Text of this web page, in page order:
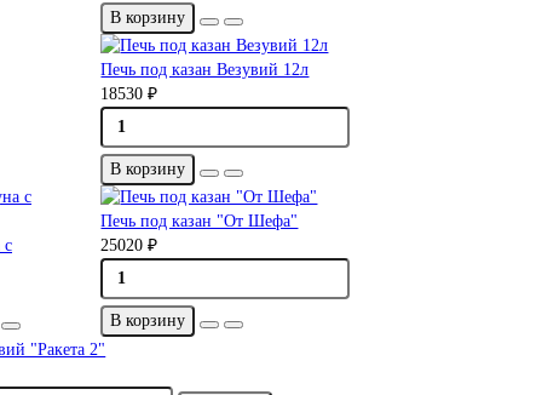
В корзину
Печь под казан Везувий 12л
18530 ₽
В корзину
с
Печь под казан "От Шефа"
25020 ₽
В корзину
"Ракета 2"